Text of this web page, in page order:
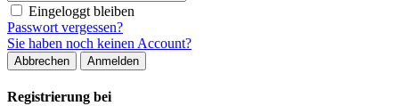
Eingeloggt bleiben
Passwort vergessen?
Sie haben noch keinen Account?
Abbrechen Anmelden
Registrierung bei